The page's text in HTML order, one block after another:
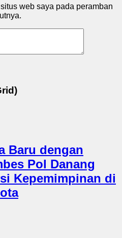
web saya pada peramban
Baru dengan
Pol Danang
Kepemimpinan di